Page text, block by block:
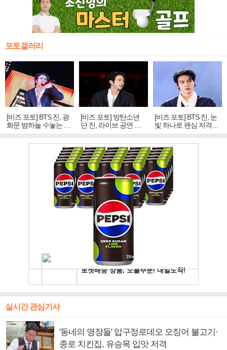
포토갤러리
[비즈 포토] BTS 진, 광
화문 밤하늘 수놓는 '비
주얼 킹'의 열창
[비즈 포토] 방탄소년
단 진, 라이브 공연 중
빛나는 독보적 아우라
[비즈 포토] BTS 진, 눈
빛 하나로 팬심 저격…
독보적 카리스마
실시간 관심기사
'동네의 명장들' 압구정로데오 오징어 불고기·
종로 치킨집, 유승목 입맛 저격